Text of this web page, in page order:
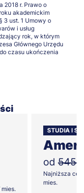
2018 r. Prawo o
akademickim
3 ust. 1 Umowy o
i usług
rok, w którym
Głównego Urzędu
czasu ukończenia
STUDIA I
od 545zł
Najniższa
mies.